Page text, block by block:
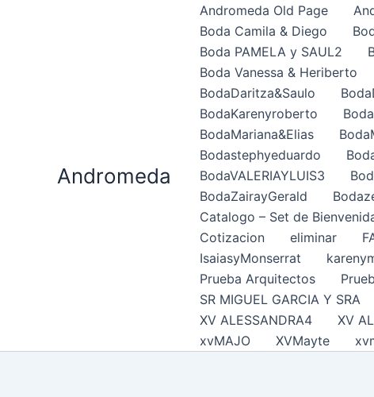
Andromeda
Andromeda Old Page
Boda Camila & Diego
Boda PAMELA y SAUL2
Boda Vanessa & Heriberto
BodaDaritza&Saulo
BodaKarenyroberto
BodaMariana&Elias
Bodastephyeduardo
BodaVALERIAYLUIS3
BodaZairayGerald
Catalogo – Set de
Cotizacion
eliminar
IsaiasyMonserrat
Prueba Arquitectos
SR MIGUEL GARCIA Y SRA
XV ALESSANDRA4
XV
xvMAJO
XVMayte